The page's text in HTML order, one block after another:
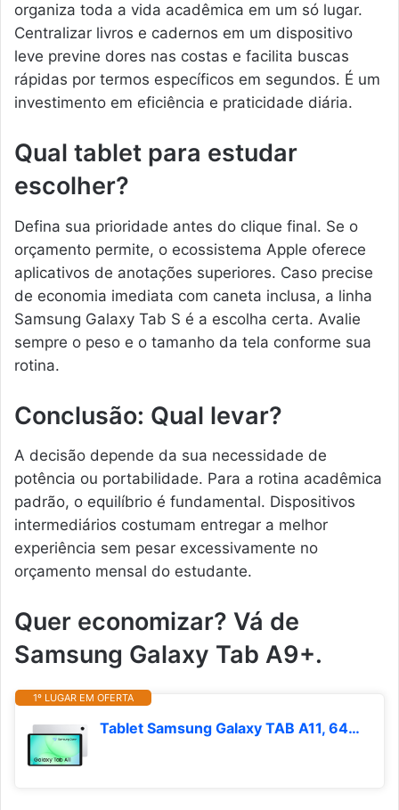
organiza toda a vida acadêmica em um só lugar.
Centralizar livros e cadernos em um dispositivo
leve previne dores nas costas e facilita buscas
rápidas por termos específicos em segundos. É um
investimento em eficiência e praticidade diária.
Qual tablet para estudar
escolher?
Defina sua prioridade antes do clique final. Se o
orçamento permite, o ecossistema Apple oferece
aplicativos de anotações superiores. Caso precise
de economia imediata com caneta inclusa, a linha
Samsung Galaxy Tab S é a escolha certa. Avalie
sempre o peso e o tamanho da tela conforme sua
rotina.
Conclusão: Qual levar?
A decisão depende da sua necessidade de
potência ou portabilidade. Para a rotina acadêmica
padrão, o equilíbrio é fundamental. Dispositivos
intermediários costumam entregar a melhor
experiência sem pesar excessivamente no
orçamento mensal do estudante.
Quer economizar? Vá de
Samsung Galaxy Tab A9+.
1º LUGAR EM OFERTA
Tablet Samsung Galaxy TAB A11, 64GB, 4GB RAM, Tela de 8.7", Bateria 5.100mAh, Câmera frontal 5MP, Câmera traseira 8MP, WiFi, Android 15